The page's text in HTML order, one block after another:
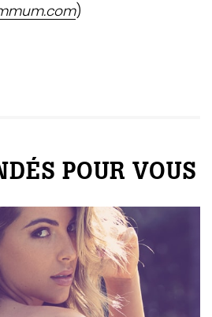
)
POUR VOUS